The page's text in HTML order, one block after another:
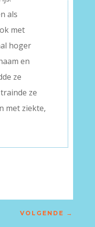
als
met
hoger
en
ze
ze
met ziekte,
VOLGENDE →